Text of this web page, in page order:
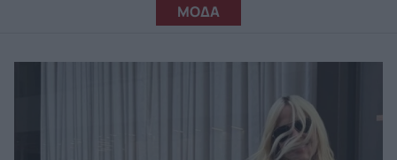
ΜΟΔΑ